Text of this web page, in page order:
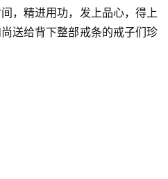
，精进用功，发上品心，得上
送给背下整部戒条的戒子们珍